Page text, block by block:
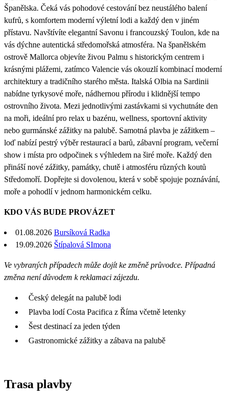
Španělska. Čeká vás pohodové cestování bez neustálého balení
kufrů, s komfortem moderní výletní lodi a každý den v jiném
přístavu. Navštívíte elegantní Savonu i francouzský Toulon, kde na
vás dýchne autentická středomořská atmosféra. Na španělském
ostrově Mallorca objevíte živou Palmu s historickým centrem i
krásnými plážemi, zatímco Valencie vás okouzlí kombinací moderní
architektury a tradičního starého města. Italská Olbia na Sardinii
nabídne tyrkysové moře, nádhernou přírodu i klidnější tempo
ostrovního života. Mezi jednotlivými zastávkami si vychutnáte den
na moři, ideální pro relax u bazénu, wellness, sportovní aktivity
nebo gurmánské zážitky na palubě. Samotná plavba je zážitkem –
loď nabízí pestrý výběr restaurací a barů, zábavní program, večerní
show i místa pro odpočinek s výhledem na širé moře. Každý den
přináší nové zážitky, památky, chutě i atmosféru různých koutů
Středomoří. Dopřejte si dovolenou, která v sobě spojuje poznávání,
moře a pohodlí v jednom harmonickém celku.
KDO VÁS BUDE PROVÁZET
01.08.2026 Bursíková Radka
19.09.2026 Štípalová SImona
Ve vybraných případech může dojít ke změně průvodce. Případná
změna není důvodem k reklamaci zájezdu.
Český delegát na palubě lodi
Plavba lodí Costa Pacifica z Říma včetně letenky
Šest destinací za jeden týden
Gastronomické zážitky a zábava na palubě
Trasa plavby